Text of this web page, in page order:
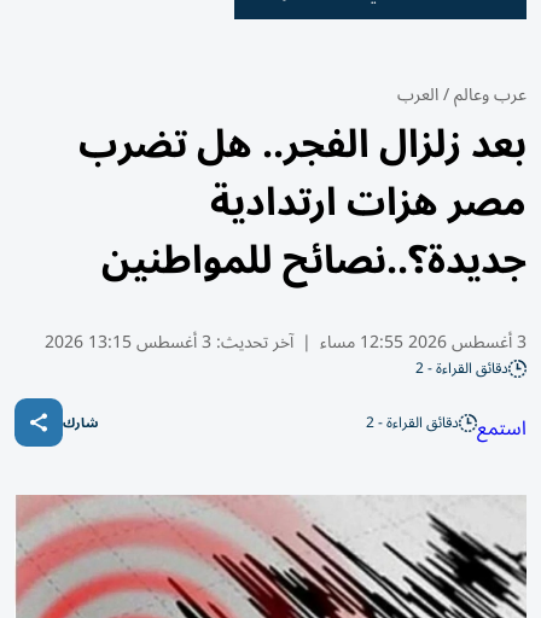
عرب وعالم/العرب
بعد زلزال الفجر.. هل تضرب
مصر هزات ارتدادية
جديدة؟..نصائح للمواطنين
3 أغسطس 2026 12:55 مساء | آخر تحديث: 3 أغسطس 13:15 2026
دقائق القراءة - 2
استمع دقائق القراءة - 2 شارك